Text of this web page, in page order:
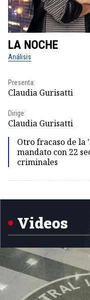
LA NOCHE
Análisis
Presenta:
Claudia Gurisatti
Dirige:
Claudia Gurisatti
Otro fracaso de la
mandato con 22
criminales
Videos